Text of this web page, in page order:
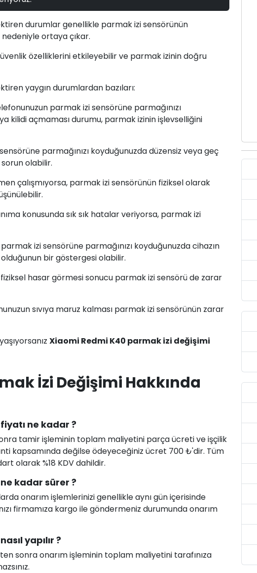
durumlar genellikle parmak izi sensörünün
ortaya çıkar.
özelliklerini etkileyebilir ve parmak izinin doğru
yaygın durumlardan bazıları:
parmak izi sensörüne parmağınızı
kilidi açmaması durumu, parmak izinin işlevselliğini
parmağınızı koyduğunuzda düzensiz veya geç
olabilir.
çalışmıyorsa, parmak izi sensörünün fiziksel olarak
konusunda sık sık hatalar veriyorsa, parmak izi
izi sensörüne parmağınızı koyduğunuzda cihazın
bir göstergesi olabilir.
fiziksel hasar görmesi sonucu parmak izi sensörü de zarar
sıvıya maruz kalması parmak izi sensörünün zarar
Xiaomi Redmi K40 parmak izi değişimi
İzi Değişimi Hakkında
ne kadar ?
tamir işleminin toplam maliyetini parça ücreti ve işçilik
kapsamında değilse ödeyeceğiniz ücret 700 ₺'dir. Tüm
olarak %18 KDV dahildir.
kadar sürer ?
onarım işlemlerinizi genellikle aynı gün içerisinde
firmamıza kargo ile göndermeniz durumunda onarım
yapılır ?
sonra onarım işleminin toplam maliyetini tarafınıza